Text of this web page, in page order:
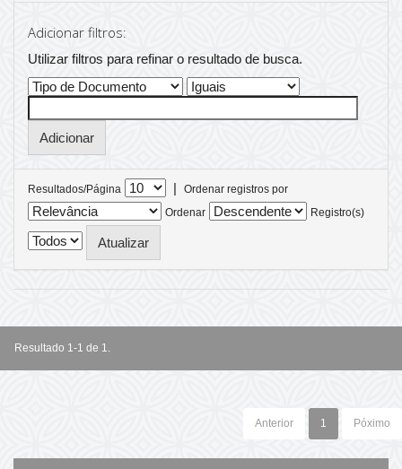
Adicionar filtros:
Utilizar filtros para refinar o resultado de busca.
Resultados/Página |
Ordenar registros por
Ordenar
Registro(s)
Resultado 1-1 de 1.
Anterior 1 Póximo